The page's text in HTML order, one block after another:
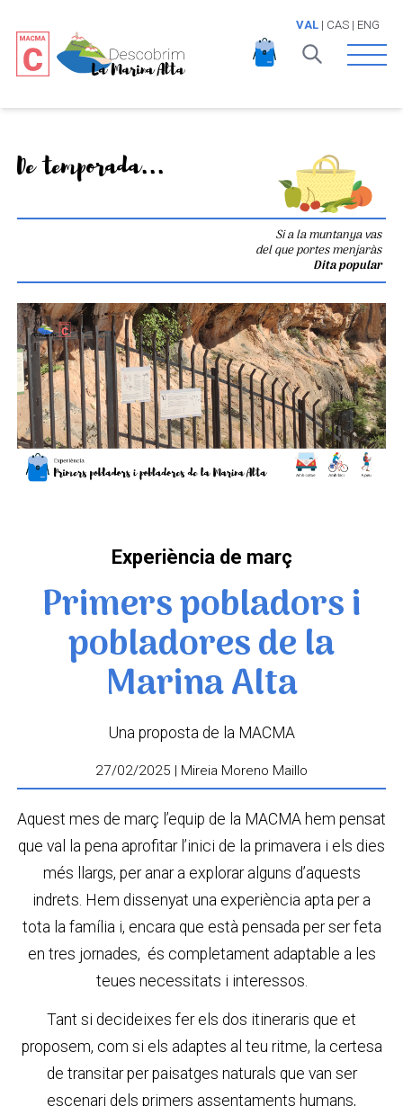
VAL| CAS| ENG
Open
De temporada...
Si a la muntanya vas
del que portes menjaràs
Dita popular
Experiència de març
Primers pobladors i
pobladores de la
Marina Alta
Una proposta de la MACMA
27/02/2025 | Mireia Moreno Maillo
Aquest mes de març l’equip de la MACMA hem pensat
que val la pena aprofitar l’inici de la primavera i els dies
més llargs, per anar a explorar alguns d’aquests
indrets. Hem dissenyat una experiència apta per a
tota la família i, encara que està pensada per ser feta
en tres jornades, és completament adaptable a les
teues necessitats i interessos.
Tant si decideixes fer els dos itineraris que et
proposem, com si els adaptes al teu ritme, la certesa
de transitar per paisatges naturals que van ser
escenari dels primers assentaments humans,